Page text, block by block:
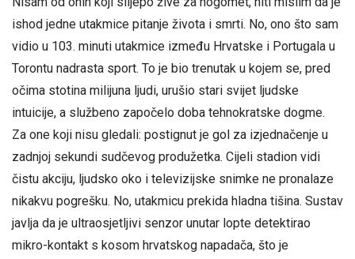
ishod jedne utakmice pitanje života i smrti. No, ono što sam
vidio u 103. minuti utakmice između Hrvatske i Portugala u
Torontu nadrasta sport. To je bio trenutak u kojem se, pred
očima stotina milijuna ljudi, urušio stari svijet ljudske
intuicije, a službeno započelo doba tehnokratske dogme.
Za one koji nisu gledali: postignut je gol za izjednačenje u
zadnjoj sekundi sudčevog produžetka. Cijeli stadion vidi
čistu akciju, ljudsko oko i televizijske snimke ne pronalaze
nikakvu pogrešku. No, utakmicu prekida hladna tišina. Sustav
javlja da je ultraosjetljivi senzor unutar lopte detektirao
mikro-kontakt s kosom hrvatskog napadača, što je